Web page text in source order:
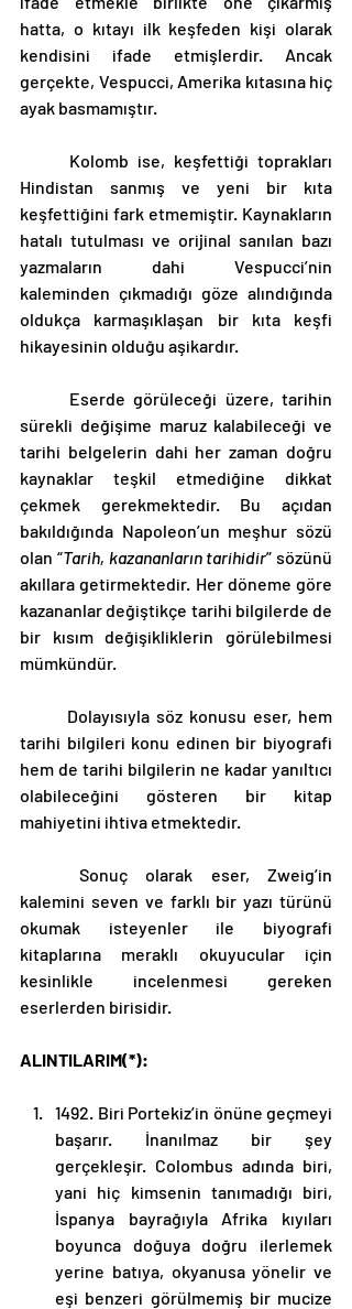
hatta, o kıtayı ilk keşfeden kişi olarak
kendisini ifade etmişlerdir. Ancak
gerçekte, Vespucci, Amerika kıtasına hiç
ayak basmamıştır.
Hindistan sanmış ve yeni bir kıta
keşfettiğini fark etmemiştir. Kaynakların
hatalı tutulması ve orijinal sanılan bazı
yazmaların dahi Vespucci’nin
kaleminden çıkmadığı göze alındığında
oldukça karmaşıklaşan bir kıta keşfi
hikayesinin olduğu aşikardır.
sürekli değişime maruz kalabileceği ve
tarihi belgelerin dahi her zaman doğru
kaynaklar teşkil etmediğine dikkat
çekmek gerekmektedir. Bu açıdan
bakıldığında Napoleon’un meşhur sözü
olan “Tarih, kazananların tarihidir” sözünü
akıllara getirmektedir. Her döneme göre
kazananlar değiştikçe tarihi bilgilerde de
bir kısım değişikliklerin görülebilmesi
mümkündür.
tarihi bilgileri konu edinen bir biyografi
hem de tarihi bilgilerin ne kadar yanıltıcı
olabileceğini gösteren bir kitap
mahiyetini ihtiva etmektedir.
kalemini seven ve farklı bir yazı türünü
okumak isteyenler ile biyografi
kitaplarına meraklı okuyucular için
kesinlikle incelenmesi gereken
eserlerden birisidir.
ALINTILARIM(*):
1492. Biri Portekiz’in önüne geçmeyi
başarır. İnanılmaz bir şey
gerçekleşir. Colombus adında biri,
yani hiç kimsenin tanımadığı biri,
İspanya bayrağıyla Afrika kıyıları
boyunca doğuya doğru ilerlemek
yerine batıya, okyanusa yönelir ve
eşi benzeri görülmemiş bir mucize